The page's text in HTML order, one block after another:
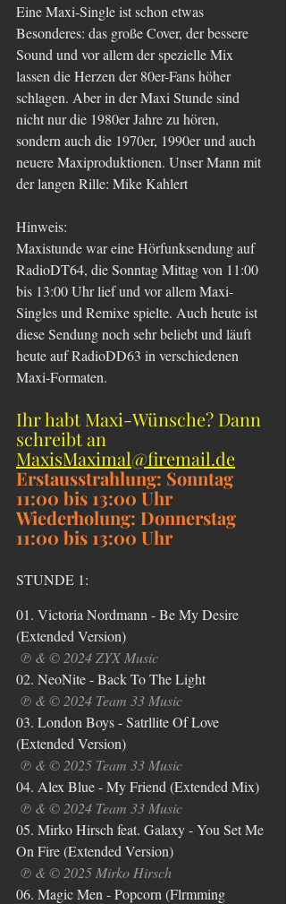
Eine Maxi-Single ist schon etwas
Besonderes: das große Cover, der bessere
Sound und vor allem der spezielle Mix
lassen die Herzen der 80er-Fans höher
schlagen. Aber in der Maxi Stunde sind
nicht nur die 1980er Jahre zu hören,
sondern auch die 1970er, 1990er und auch
neuere Maxiproduktionen. Unser Mann mit
der langen Rille: Mike Kahlert
Hinweis:
Maxistunde war eine Hörfunksendung auf
RadioDT64, die Sonntag Mittag von 11:00
bis 13:00 Uhr lief und vor allem Maxi-
Singles und Remixe spielte. Auch heute ist
diese Sendung noch sehr beliebt und läuft
heute auf RadioDD63 in verschiedenen
Maxi-Formaten.
Ihr habt Maxi-Wünsche? Dann
schreibt an
MaxisMaximal@firemail.de
Erstausstrahlung: Sonntag
11:00 bis 13:00 Uhr
Wiederholung: Donnerstag
11:00 bis 13:00 Uhr
STUNDE 1:
01. Victoria Nordmann - Be My Desire
(Extended Version)
℗ & © 2024 ZYX Music
02. NeoNite - Back To The Light
℗ & © 2024 Team 33 Music
03. London Boys - Satrllite Of Love
(Extended Version)
℗ & © 2025 Team 33 Music
04. Alex Blue - My Friend (Extended Mix)
℗ & © 2024 Team 33 Music
05. Mirko Hirsch feat. Galaxy - You Set Me
On Fire (Extended Version)
℗ & © 2025 Mirko Hirsch
06. Magic Men - Popcorn (Flrmming